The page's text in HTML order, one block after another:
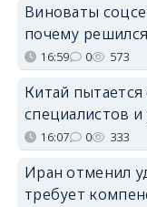
Виноваты
почему
16:59 0 573
Китай
специалистов
16:07 0 333
Иран отменил
требует